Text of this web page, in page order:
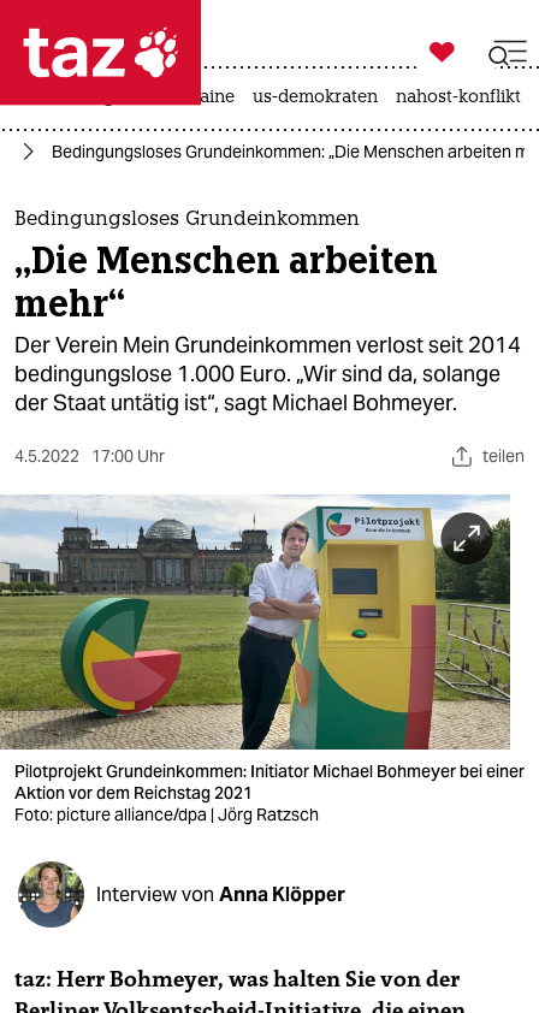
 taz zahl ich
taz zahl ich
themen
politik
öko
gesellschaft
sport
berlin
nord
wahrheit
verlag
verlag
veranstaltungen
fragen & hilfe
abo

taz zahl ich
krieg in der ukraine us-demokraten nahost-konflikt
Bedingungsloses Grundeinkommen: „Die Menschen arbeiten
Bedingungsloses Grundeinkommen
„Die Menschen arbeiten
mehr“
Der Verein Mein Grundeinkommen verlost seit 2014
bedingungslose 1.000 Euro. „Wir sind da, solange
der Staat untätig ist“, sagt Michael Bohmeyer.
4.5.2022 17:00 Uhr teilen
Pilotprojekt Grundeinkommen: Initiator Michael Bohmeyer bei einer
Aktion vor dem Reichstag 2021
Foto: picture alliance/dpa | Jörg Ratzsch
Interview von Anna Klöpper
taz: Herr Bohmeyer, was halten Sie von der